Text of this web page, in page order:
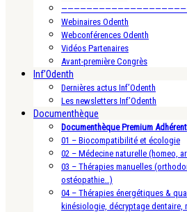
Webinaires Odenth
Webconférences Odenth
Vidéos Partenaires
Avant-première Congrès
Inf’Odenth
Dernières actus Inf’Odenth
Les newsletters Inf’Odenth
Documenthèque
Documenthèque Premium Adhérent
01 – Biocompatibilité et écologie
02 – Médecine naturelle (homeo,
03 – Thérapies manuelles
ostéopathie…)
04 – Thérapies énergétiques &
kinésiologie, décryptage